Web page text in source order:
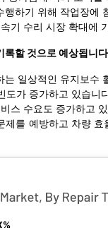
하기 위해 작업장에
기 수리 시장 확대에
할 것으로 예상됩니
일상적인 유지보수
도가 증가하고 있습니
스 수요도 증가하고
를 예방하고 차량